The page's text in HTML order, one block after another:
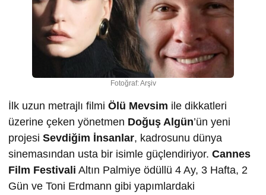
Fotoğraf: Arşiv
İlk uzun metrajlı filmi Ölü Mevsim ile dikkatleri
üzerine çeken yönetmen Doğuş Algün’ün yeni
projesi Sevdiğim İnsanlar, kadrosunu dünya
sinemasından usta bir isimle güçlendiriyor. Cannes
Film Festivali Altın Palmiye ödüllü 4 Ay, 3 Hafta, 2
Gün ve Toni Erdmann gibi yapımlardaki